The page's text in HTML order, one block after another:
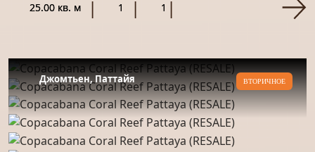
25.00 кв. м 1 1
Джомтьен, Паттайя ВТОРИЧНОЕ